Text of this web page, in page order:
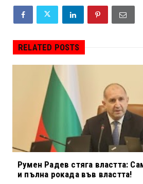
RELATED POSTS
Румен Радев стяга властта:
и пълна рокада във властта!